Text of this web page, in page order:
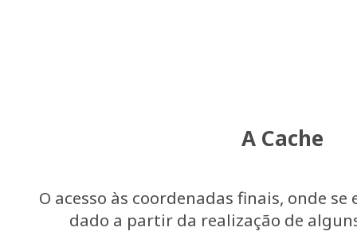
A Cache
O acesso às coordenadas finais, onde
dado a partir da realização de